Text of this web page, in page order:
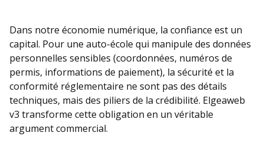
Dans notre économie numérique, la confiance est un
capital. Pour une auto-école qui manipule des données
personnelles sensibles (coordonnées, numéros de
permis, informations de paiement), la sécurité et la
conformité réglementaire ne sont pas des détails
techniques, mais des piliers de la crédibilité. Elgeaweb
v3 transforme cette obligation en un véritable
argument commercial.